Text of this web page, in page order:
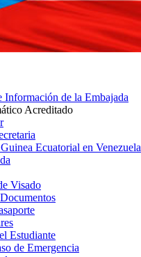
Información de la Embajada
Acreditado
Ecuatorial en Venezuela
Visado
Estudiante
de Emergencia